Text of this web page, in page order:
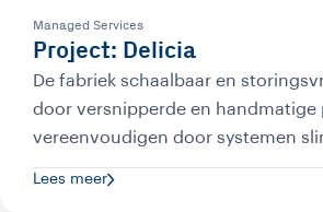
Managed Services
Project: Delicia
De fabriek schaalbaar en
door versnipperde en handmatige
vereenvoudigen door systemen
Lees meer